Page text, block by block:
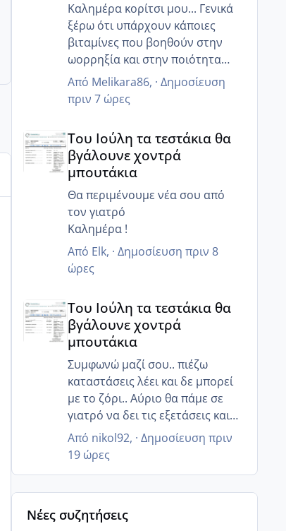
Καλημέρα κορίτσι μου... Γενικά
ξέρω ότι υπάρχουν κάποιες
βιταμίνες που βοηθούν στην
ωορρηξία και στην ποιότητα
τους... Εμένα έδωσε της
κουμπαράς μου ο γιατρός
κάποιες... Θα την ρωτήσω κ θα
Επίσης εμένα μου είχε πει για τα
ινοφερτ!
ΑΜΗ είχα κάνει πριν μήνες!
Σε αλά νέα, οι εξετάσει μου
χάλια! Μου είπε ότι έτσι δεν θα
μείνω έγκυος...εχω φουλ
αντίσταση στην ινσουλίνη και η
γλυκοζιωμενη μου ήταν 6.30 παω
για ζάχαρο αν δεν προσέξω
ρυθμιστεί όλο αυτό... Εχθές
ήμουν μέσα στα νεύρα... Έκλαιγα
και δεν ήθελα να μου μιλήσει
άνθρωπος και έκλαιγα με
αφορμή αλλά πράγματα άσχετα,
απλά ξέσπασα....
Από Melikara86, · Δημοσίευση
πριν 7 ώρες
Του Ιούλη τα τεστάκια θα
βγάλουνε χοντρά
μπουτάκια
Θα περιμένουμε νέα σου από
τον γιατρό
Καλημέρα !
Από Elk, · Δημοσίευση πριν 8
ώρες
Του Ιούλη τα τεστάκια θα
βγάλουνε χοντρά
μπουτάκια
Συμφωνώ μαζί σου.. πιέζω
καταστάσεις λέει και δε μπορεί
με το ζόρι.. Αύριο θα πάμε σε
γιατρό να δει τις εξετάσεις και
ίσως καταλάβει ότι πρέπει να
βιαστούμε.. 😒
Από nikol92, · Δημοσίευση πριν
19 ώρες
Νέες συζητήσεις